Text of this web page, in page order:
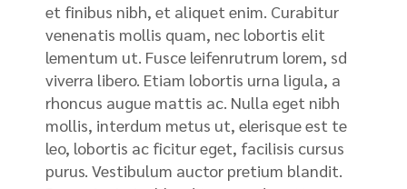
et finibus nibh, et aliquet enim. Curabitur
venenatis mollis quam, nec lobortis elit
lementum ut. Fusce leifenrutrum lorem, sd
viverra libero. Etiam lobortis urna ligula, a
rhoncus augue mattis ac. Nulla eget nibh
mollis, interdum metus ut, elerisque est te
leo, lobortis ac ficitur eget, facilisis cursus
purus. Vestibulum auctor pretium blandit.